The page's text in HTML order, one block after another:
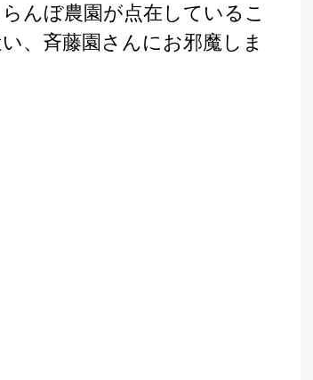
んぼ農園が点在しているこ
、斉藤園さんにお邪魔しま